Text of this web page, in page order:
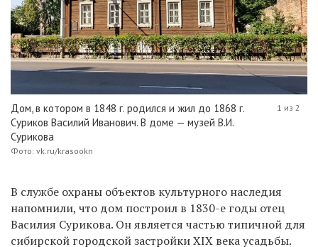
Дом, в котором в 1848 г. родился и жил до 1868 г.
Суриков Василий Иванович. В доме — музей В.И.
Сурикова
Фото: vk.ru/krasookn
1 из 2
В службе охраны объектов культурного наследия
напомнили, что дом построил в 1830-е годы отец
Василия Сурикова. Он является частью типичной для
сибирской городской застройки XIX века усадьбы.